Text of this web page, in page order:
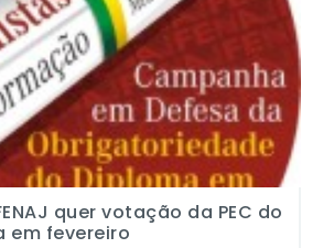
quer votação da PEC do
em fevereiro